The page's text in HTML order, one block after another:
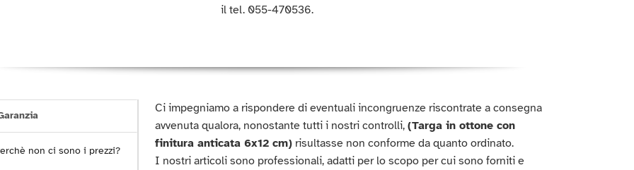
il tel. 055-470536.
non ci sono i prezzi?
Ci impegniamo a rispondere di eventuali incongruenze riscontrate a consegna
avvenuta qualora, nonostante tutti i nostri controlli,(Targa in ottone con
finitura anticata 6x12 cm) risultasse non conforme da quanto ordinato.
I nostri articoli sono professionali, adatti per lo scopo per cui sono forniti e